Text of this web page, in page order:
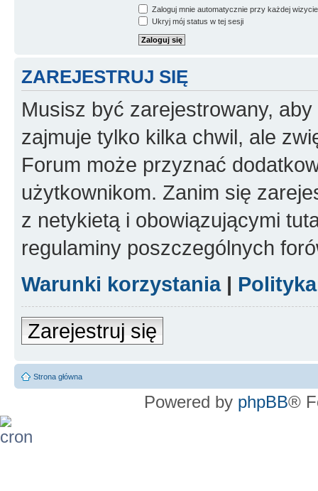
Zaloguj mnie automatycznie przy każdej wizycie
Ukryj mój status w tej sesji
ZAREJESTRUJ SIĘ
Musisz być zarejestrowany,
zajmuje tylko kilka chwil, ale
Forum może przyznać
użytkownikom. Zanim się
z netykietą i obowiązującymi
regulaminy poszczególnych
Warunki korzystania|
Zarejestruj się
Strona główna
Powered by phpBB®